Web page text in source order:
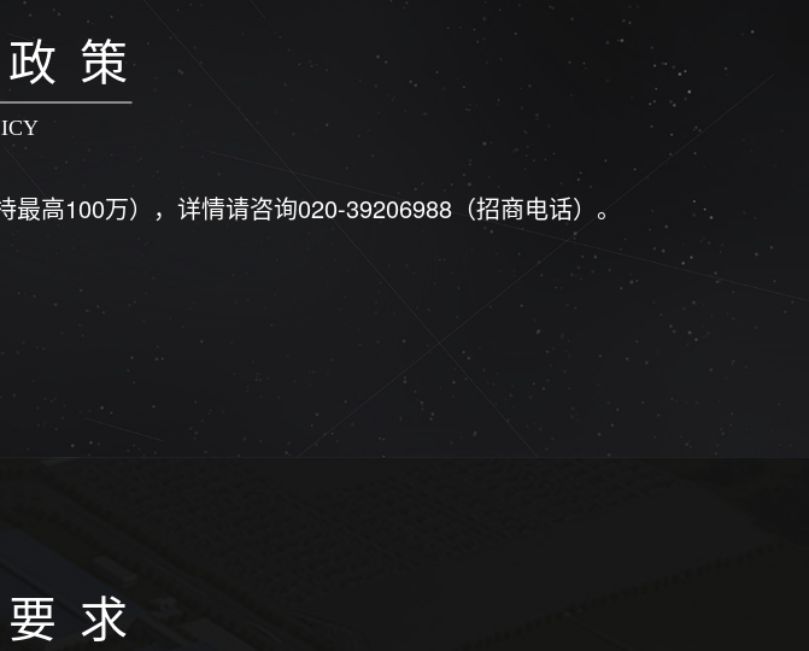
策
高100万），详情请咨询020-39206988（招商电话）。
求